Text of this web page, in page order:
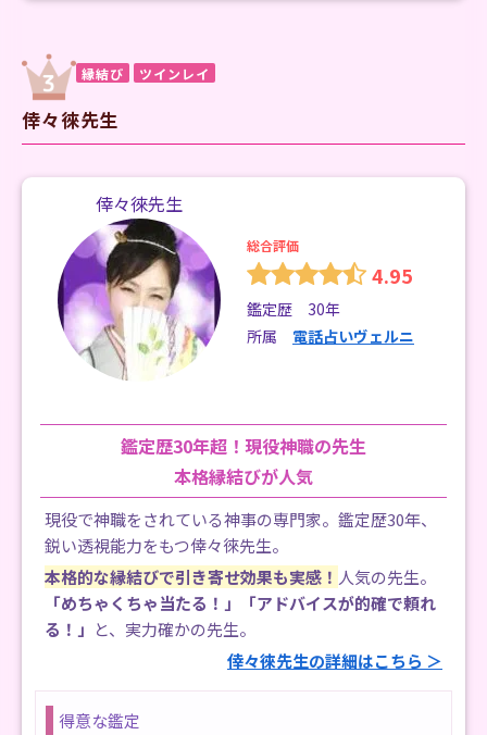
縁結び ツインレイ
倖々徠先生
倖々徠先生
総合評価
4.95
鑑定歴 30年
所属 電話占いヴェルニ
鑑定歴30年超！現役神職の先生
本格縁結びが人気
現役で神職をされている神事の専門家。鑑定歴30年、
鋭い透視能力をもつ倖々徠先生。
本格的な縁結びで引き寄せ効果も実感！ 人気の先生。
「めちゃくちゃ当たる！」「アドバイスが的確で頼れ
る！」 と、実力確かの先生。
倖々徠先生の詳細はこちら ＞
得意な鑑定